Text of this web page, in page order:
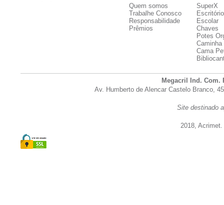
Quem somos
Trabalhe Conosco
Responsabilidade
Prêmios
SuperX
Escritório
Escolar
Chaves
Potes
Cama
Megacril Ind.
Av. Humberto de Alencar Castelo Branco,
Site destinado
2018,